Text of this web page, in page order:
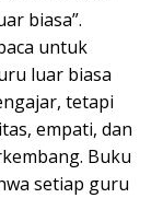
biasa”.
untuk
luar biasa
tetapi
empati, dan
Buku
setiap guru